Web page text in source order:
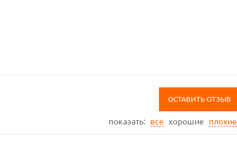
ОСТАВИТЬ ОТЗЫВ
показать: все хорошие плохие